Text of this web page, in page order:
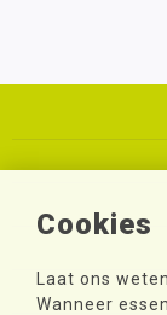
Cookies
Laat ons
Wanneer